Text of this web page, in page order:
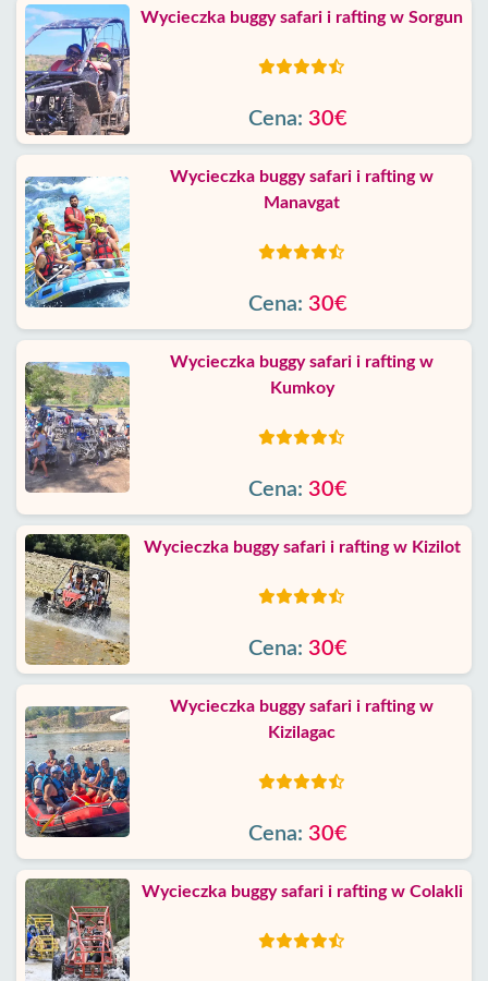
Wycieczka buggy safari i rafting w Sorgun
Cena: 30€
Wycieczka buggy safari i rafting w
Manavgat
Cena: 30€
Wycieczka buggy safari i rafting w
Kumkoy
Cena: 30€
Wycieczka buggy safari i rafting w Kizilot
Cena: 30€
Wycieczka buggy safari i rafting w
Kizilagac
Cena: 30€
Wycieczka buggy safari i rafting w Colakli